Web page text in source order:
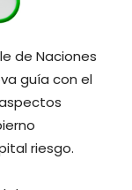
de Naciones
guía con el
riesgo.